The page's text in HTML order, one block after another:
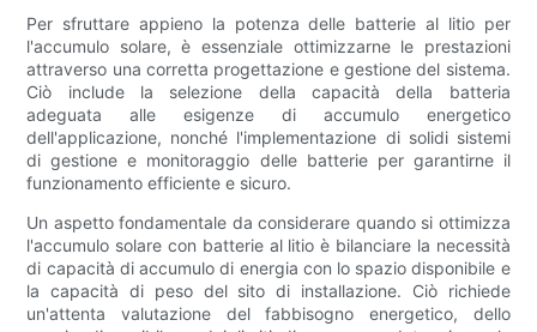
Per sfruttare appieno la potenza delle batterie al litio per
l'accumulo solare, è essenziale ottimizzarne le prestazioni
attraverso una corretta progettazione e gestione del sistema.
Ciò include la selezione della capacità della batteria
adeguata alle esigenze di accumulo energetico
dell'applicazione, nonché l'implementazione di solidi sistemi
di gestione e monitoraggio delle batterie per garantirne il
funzionamento efficiente e sicuro.
Un aspetto fondamentale da considerare quando si ottimizza
l'accumulo solare con batterie al litio è bilanciare la necessità
di capacità di accumulo di energia con lo spazio disponibile e
la capacità di peso del sito di installazione. Ciò richiede
un'attenta valutazione del fabbisogno energetico, dello